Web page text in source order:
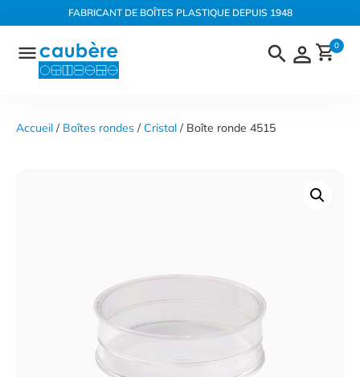
Panneau de gestion des cookies
au
contenu
FABRICANT DE BOÎTES PLASTIQUE DEPUIS 1948
0
Accueil / Boîtes rondes / Cristal / Boîte ronde 4515